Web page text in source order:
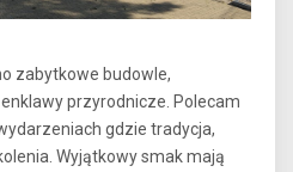
zabytkowe budowle,
przyrodnicze. Polecam
gdzie tradycja,
Wyjątkowy smak mają